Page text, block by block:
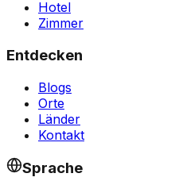
Hotel
Zimmer
Entdecken
Blogs
Orte
Länder
Kontakt
Sprache